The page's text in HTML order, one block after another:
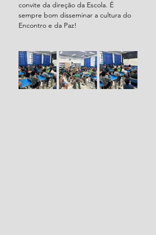
convite da direção da Escola. É
sempre bom disseminar a cultura do
Encontro e da Paz!